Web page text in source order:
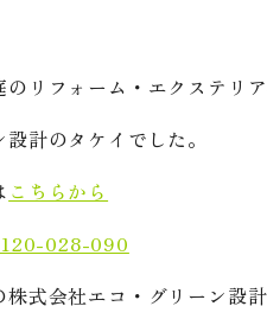
のリフォーム・エクステリ
計のタケイでした。
こちらから
028-090
株式会社エコ・グリーン設計